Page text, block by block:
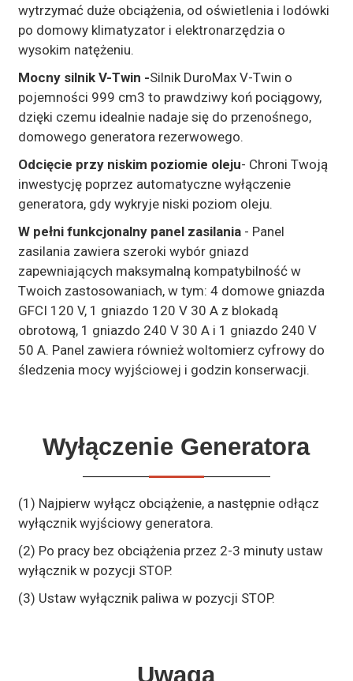
wytrzymać duże obciążenia, od oświetlenia i lodówki
po domowy klimatyzator i elektronarzędzia o
wysokim natężeniu.
Mocny silnik V-Twin -Silnik DuroMax V-Twin o
pojemności 999 cm3 to prawdziwy koń pociągowy,
dzięki czemu idealnie nadaje się do przenośnego,
domowego generatora rezerwowego.
Odcięcie przy niskim poziomie oleju- Chroni Twoją
inwestycję poprzez automatyczne wyłączenie
generatora, gdy wykryje niski poziom oleju.
W pełni funkcjonalny panel zasilania- Panel
zasilania zawiera szeroki wybór gniazd
zapewniających maksymalną kompatybilność w
Twoich zastosowaniach, w tym: 4 domowe gniazda
GFCI 120 V, 1 gniazdo 120 V 30 A z blokadą
obrotową, 1 gniazdo 240 V 30 A i 1 gniazdo 240 V
50 A. Panel zawiera również woltomierz cyfrowy do
śledzenia mocy wyjściowej i godzin konserwacji.
Wyłączenie Generatora
(1) Najpierw wyłącz obciążenie, a następnie odłącz
wyłącznik wyjściowy generatora.
(2) Po pracy bez obciążenia przez 2-3 minuty ustaw
wyłącznik w pozycji STOP.
(3) Ustaw wyłącznik paliwa w pozycji STOP.
Uwaga